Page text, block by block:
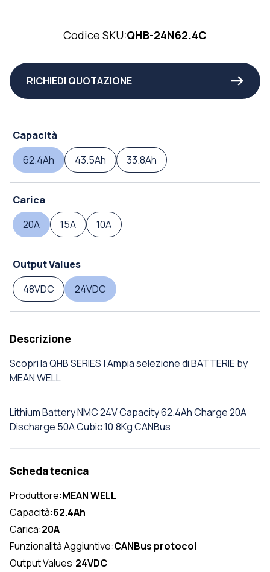
Codice SKU:QHB-24N62.4C
RICHIEDI QUOTAZIONE
Capacità
62.4Ah
43.5Ah 33.8Ah
Carica
20A
15A 10A
Output Values
48VDC
24VDC
Descrizione
Scopri la QHB SERIES | Ampia selezione di BATTERIE by
MEAN WELL
Lithium Battery NMC 24V Capacity 62.4Ah Charge 20A
Discharge 50A Cubic 10.8Kg CANBus
Scheda tecnica
Produttore:MEAN WELL
Capacità:62.4Ah
Carica:20A
Funzionalità Aggiuntive:CANBus protocol
Output Values:24VDC